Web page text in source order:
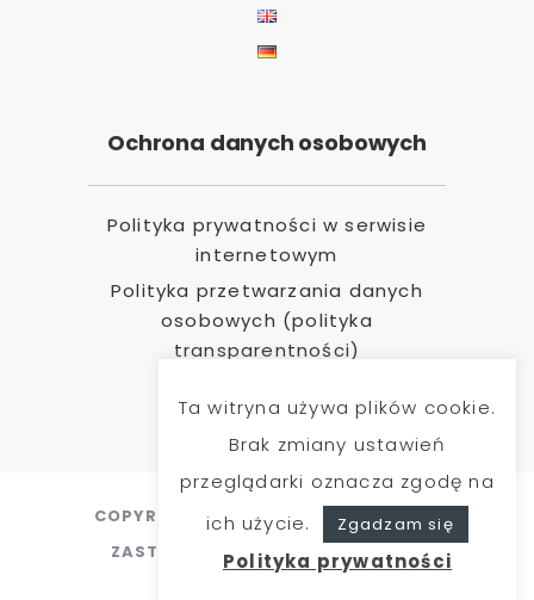
Ochrona danych osobowych
Polityka prywatności w serwisie
internetowym
Polityka przetwarzania danych
osobowych (polityka
transparentności)
COPYRIGHT 2020 @ WSZELKIE PRAWA
ZASTRZEŻONE. CREATED BYMEDIA
Ta witryna używa plików cookie.
Brak zmiany ustawień
przeglądarki oznacza zgodę na
ich użycie.
Zgadzam się
Polityka prywatności